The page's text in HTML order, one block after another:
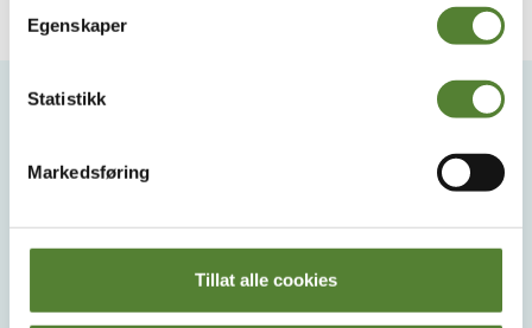
Egenskaper
Statistikk
Markedsføring
Tillat alle cookies
OSS?
unike tilbud og nyheter. Uten nyhetsbrev går du glipp
MELD MEG PÅ